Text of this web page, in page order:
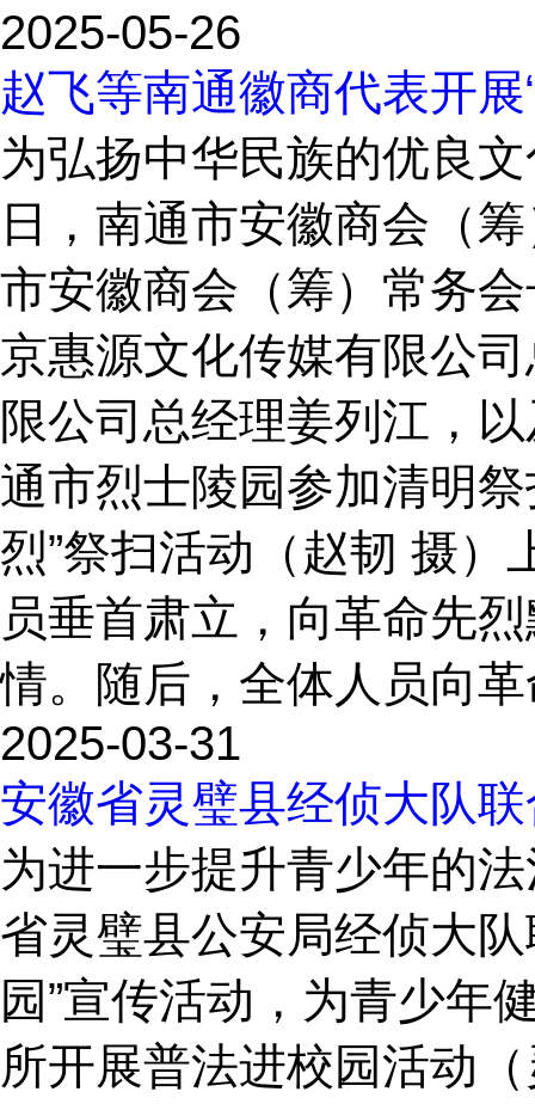
2025-05-26
赵飞等南通徽商代表开
为弘扬中华民族的优良
日，南通市安徽商会（
市安徽商会（筹）常务
京惠源文化传媒有限公
限公司总经理姜列江，
通市烈士陵园参加清明
烈”祭扫活动（赵韧 摄
员垂首肃立，向革命先
情。随后，全体人员向
2025-03-31
安徽省灵璧县经侦大队
为进一步提升青少年的
省灵璧县公安局经侦大
园”宣传活动，为青少年
所开展普法进校园活动